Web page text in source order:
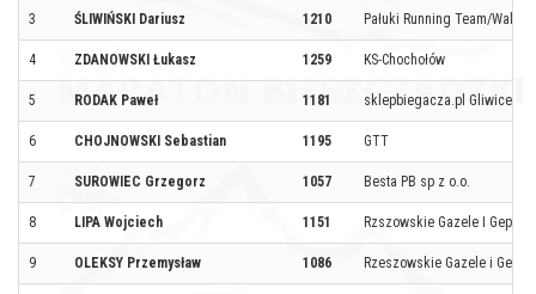
3 ŚLIWIŃSKI Dariusz 1210 Pałuki Running Team/
4 ZDANOWSKI Łukasz 1259 KS-Chochołów
5 RODAK Paweł 1181 sklepbiegacza.pl Gliwice
6 CHOJNOWSKI Sebastian 1195 GTT
7 SUROWIEC Grzegorz 1057 Besta PB sp z o.o.
8 LIPA Wojciech 1151 Rzszowskie Gazele I
9 OLEKSY Przemysław 1086 Rzeszowskie Gazele i